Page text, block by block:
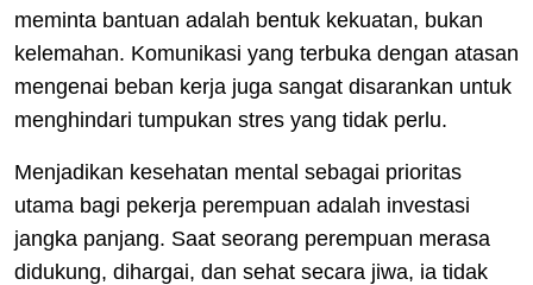
meminta bantuan adalah bentuk kekuatan, bukan
kelemahan. Komunikasi yang terbuka dengan atasan
mengenai beban kerja juga sangat disarankan untuk
menghindari tumpukan stres yang tidak perlu.
Menjadikan kesehatan mental sebagai prioritas
utama bagi pekerja perempuan adalah investasi
jangka panjang. Saat seorang perempuan merasa
didukung, dihargai, dan sehat secara jiwa, ia tidak